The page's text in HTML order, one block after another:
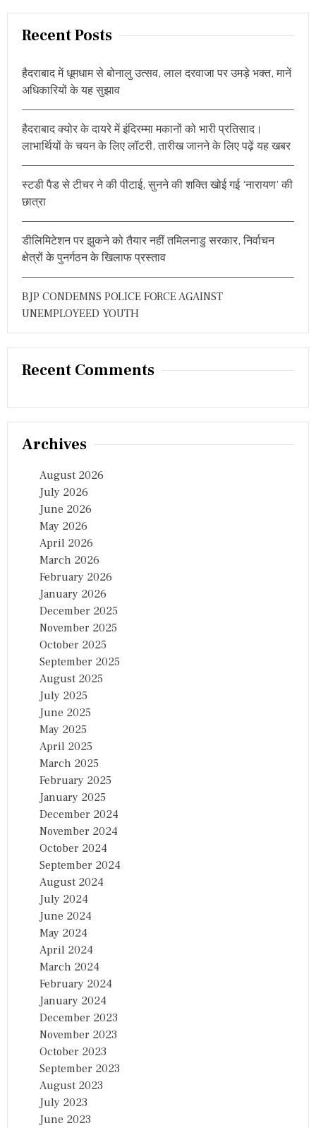
ल
a
Recent Posts
हैदराबाद में धूमधाम से बोनालु उत्सव, लाल दरवाजा पर उमड़े भक्त, मानें
अधिकारियों के यह सुझाव
हैदराबाद क्योर के दायरे में इंदिरम्मा मकानों को भारी प्रतिसाद।
लाभार्थियों के चयन के लिए लॉटरी, तारीख जानने के लिए पढ़ें यह खबर
स्टडी पैड से टीचर ने की पीटाई, सुनने की शक्ति खोई गई ‘नारायण’ की
छात्रा
डीलिमिटेशन पर झुकने को तैयार नहीं तमिलनाडु सरकार, निर्वाचन
क्षेत्रों के पुनर्गठन के खिलाफ प्रस्ताव
BJP CONDEMNS POLICE FORCE AGAINST
UNEMPLOYEED YOUTH
Recent Comments
Archives
August 2026
July 2026
June 2026
May 2026
April 2026
March 2026
February 2026
January 2026
December 2025
November 2025
October 2025
September 2025
August 2025
July 2025
June 2025
May 2025
April 2025
March 2025
February 2025
January 2025
December 2024
November 2024
October 2024
September 2024
August 2024
July 2024
June 2024
May 2024
April 2024
March 2024
February 2024
January 2024
December 2023
November 2023
October 2023
September 2023
August 2023
July 2023
June 2023